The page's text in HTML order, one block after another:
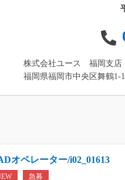
株式会社ユース 福岡支店
福岡県福岡市中央区舞鶴
オペレーター/i02_01613
急募